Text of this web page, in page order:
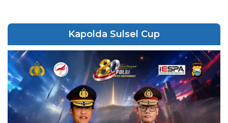
Kapolda Sulsel Cup